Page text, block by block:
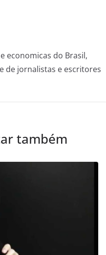
economicas do Brasil,
de jornalistas e escritores
também